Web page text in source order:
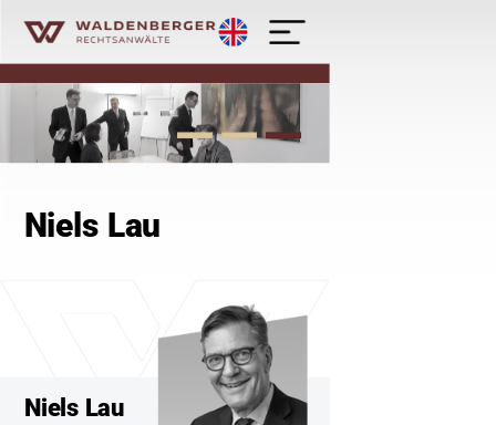
English
Niels Lau
Niels Lau